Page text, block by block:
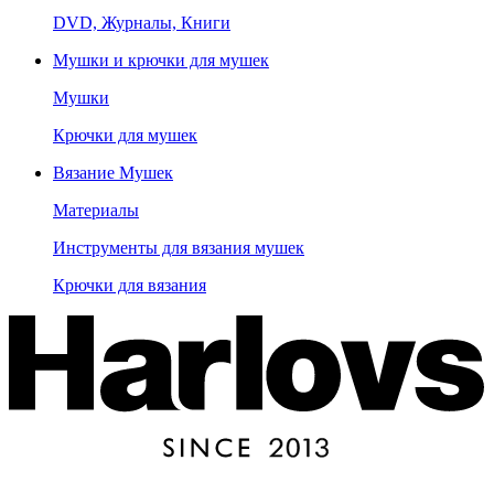
DVD, Журналы, Книги
Мушки и крючки для мушек
Мушки
Крючки для мушек
Вязание Мушек
Материалы
Инструменты для вязания мушек
Крючки для вязания